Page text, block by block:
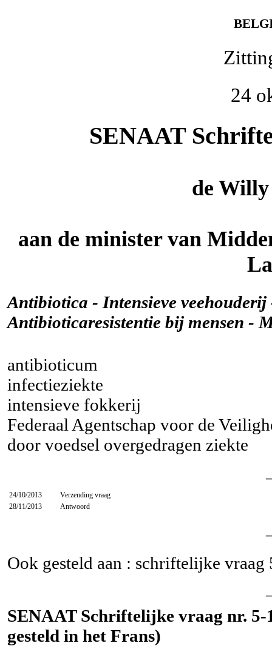
24
SENAAT
de Willy
aan de minister van
Antibiotica - Intensieve
Antibioticaresistentie bij mensen -
antibioticum
infectieziekte
intensieve fokkerij
Federaal Agentschap voor de
door voedsel overgedragen ziekte
24/10/2013
Verzending vraag
28/11/2013
Antwoord
Ook gesteld aan : schriftelijke vraag
SENAAT Schriftelijke vraag nr. 5-
gesteld in het Frans)